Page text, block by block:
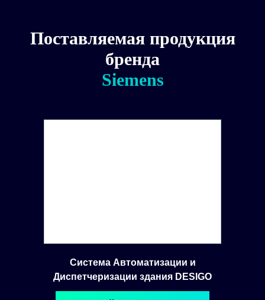
Поставляемая продукция
бренда
Siemens
Система Автоматизации и
Диспетчеризации здания DESIGO